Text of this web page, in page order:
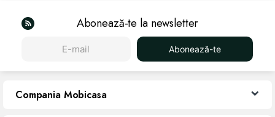
Abonează-te la newsletter
Abonează-te
Compania Mobicasa